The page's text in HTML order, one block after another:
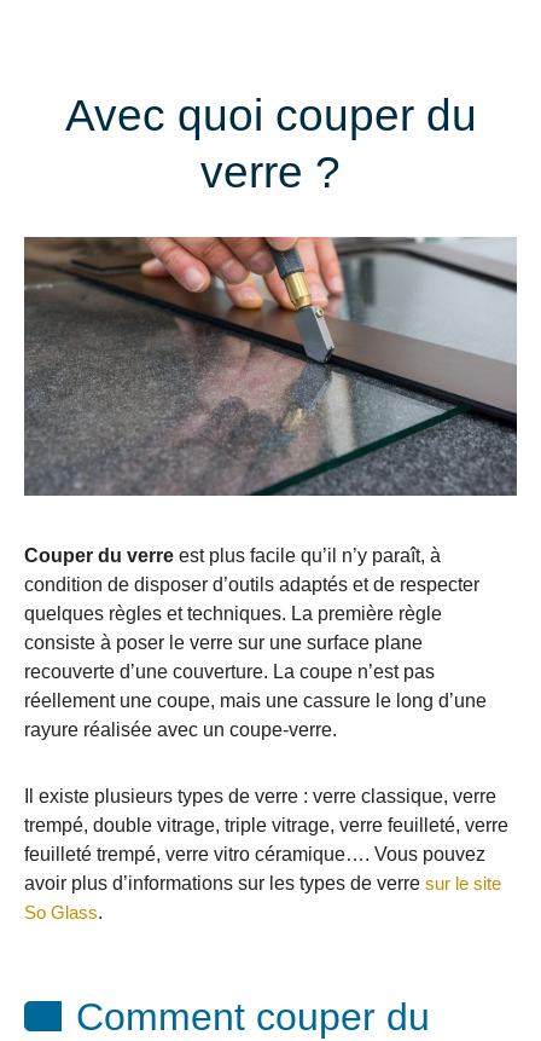
Avec quoi couper du
verre ?
Couper du verre est plus facile qu’il n’y paraît, à
condition de disposer d’outils adaptés et de respecter
quelques règles et techniques. La première règle
consiste à poser le verre sur une surface plane
recouverte d’une couverture. La coupe n’est pas
réellement une coupe, mais une cassure le long d’une
rayure réalisée avec un coupe-verre.
Il existe plusieurs types de verre : verre classique, verre
trempé, double vitrage, triple vitrage, verre feuilleté, verre
feuilleté trempé, verre vitro céramique…. Vous pouvez
avoir plus d’informations sur les types de verre sur le site
So Glass.
Comment couper du